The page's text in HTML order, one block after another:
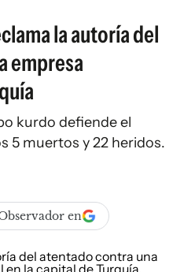
la autoría del
empresa
kurdo defiende el
5 muertos y 22 heridos.
en